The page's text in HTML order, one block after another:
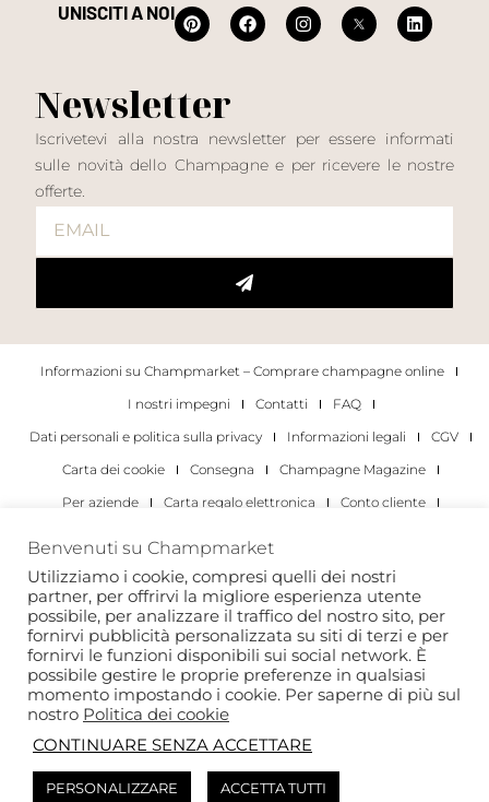
UNISCITI A NOI
Newsletter
Iscrivetevi alla nostra newsletter per essere informati
sulle novità dello Champagne e per ricevere le nostre
offerte.
Informazioni su Champmarket – Comprare champagne online
I nostri impegni
Contatti
FAQ
Dati personali e politica sulla privacy
Informazioni legali
CGV
Carta dei cookie
Consegna
Champagne Magazine
Per aziende
Carta regalo elettronica
Conto cliente
Per gli individui
Per le aziende
Copyright 2022 © tutti i diritti riservati. Champmarket.
Benvenuti su Champmarket
Utilizziamo i cookie, compresi quelli dei nostri
partner, per offrirvi la migliore esperienza utente
possibile, per analizzare il traffico del nostro sito, per
fornirvi pubblicità personalizzata su siti di terzi e per
fornirvi le funzioni disponibili sui social network. È
possibile gestire le proprie preferenze in qualsiasi
momento impostando i cookie. Per saperne di più sul
nostro Politica dei cookie
CONTINUARE SENZA ACCETTARE
PERSONALIZZARE ACCETTA TUTTI